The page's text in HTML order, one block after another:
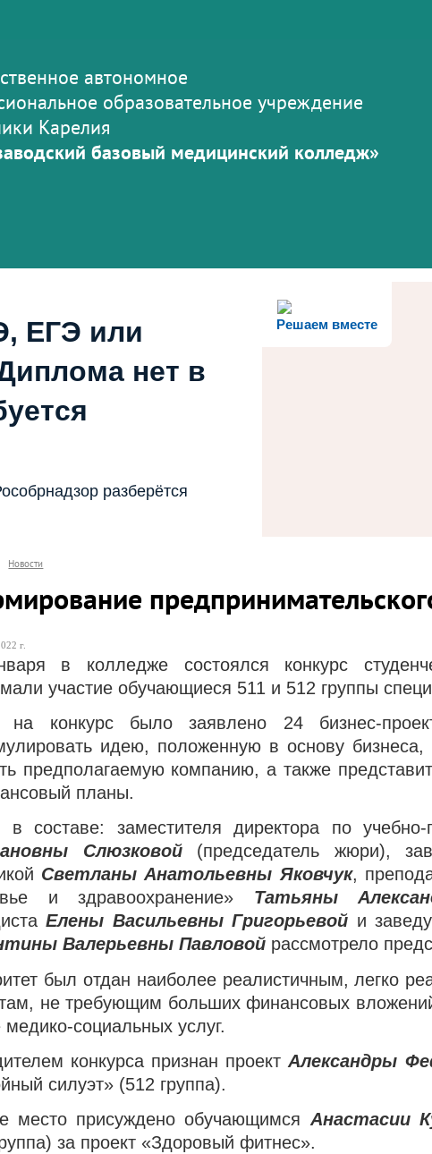
автономное
образовательное учреждение
Карелия
базовый медицинский колледж»
Решаем вместе
ЕГЭ или
нет в
разберётся
Новости
г.
в колледже состоялся конкурс
участие обучающиеся 511 и 512 группы
на конкурс было заявлено 24 бизнес-
идею, положенную в основу бизнеса,
предполагаемую компанию, а также
планы.
составе: заместителя директора по учебно-
Слюзковой(председатель жюри),
Светланы Анатольевны Яковчук,
и здравоохранение» Татьяны
Елены Васильевны Григорьевой и
Валерьевны Павловой рассмотрело
был отдан наиболее реалистичным, легко
не требующим больших финансовых
медико-социальных услуг.
конкурса признан проектАлександры
силуэт» (512 группа).
место присуждено обучающимся Анастасии
за проект «Здоровый фитнес».